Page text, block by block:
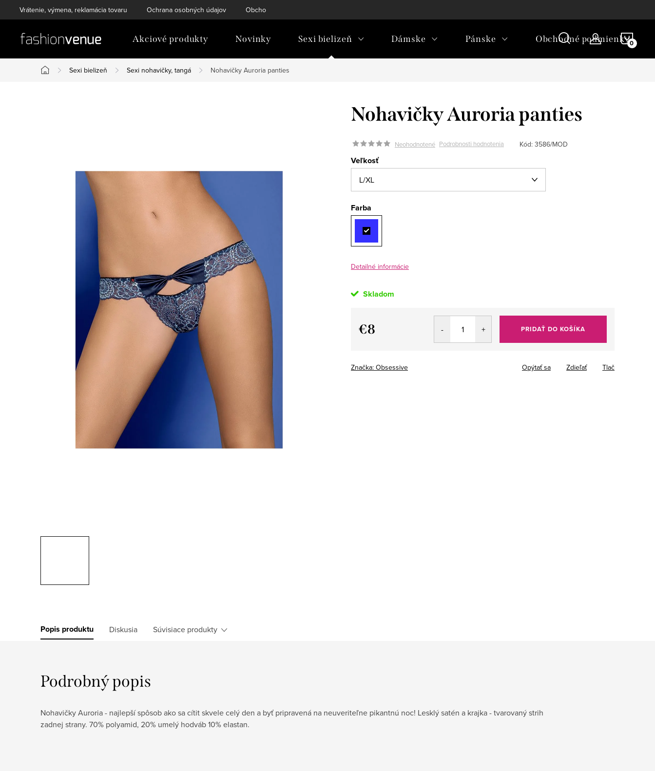
na
Vrátenie, výmena, reklamácia tovaru Ochrana osobných údajov Obchodné podmienky
Akciové produkty Novinky Sexi bielizeň Dámske Pánske Obchodné podmienky
Domov
Sexi bielizeň Sexi nohavičky, tangá Nohavičky Auroria panties
Nohavičky Auroria panties
Neohodnotené Podrobnosti hodnotenia Kód: 3586/MOD
Veľkosť
Farba
Detailné informácie
Skladom
€8 PRIDAŤ DO KOŠÍKA
Značka: Obsessive Tlač
Opýtať sa Zdieľať
Popis produktu Diskusia Súvisiace produkty
Podrobný popis
Nohavičky Auroria - najlepší spôsob ako sa cítit skvele celý den a byť pripravená na neuveriteľne pikantnú noc! Lesklý satén a krajka - tvarovaný strih
zadnej strany. 70% polyamid, 20% umelý hodváb 10% elastan.